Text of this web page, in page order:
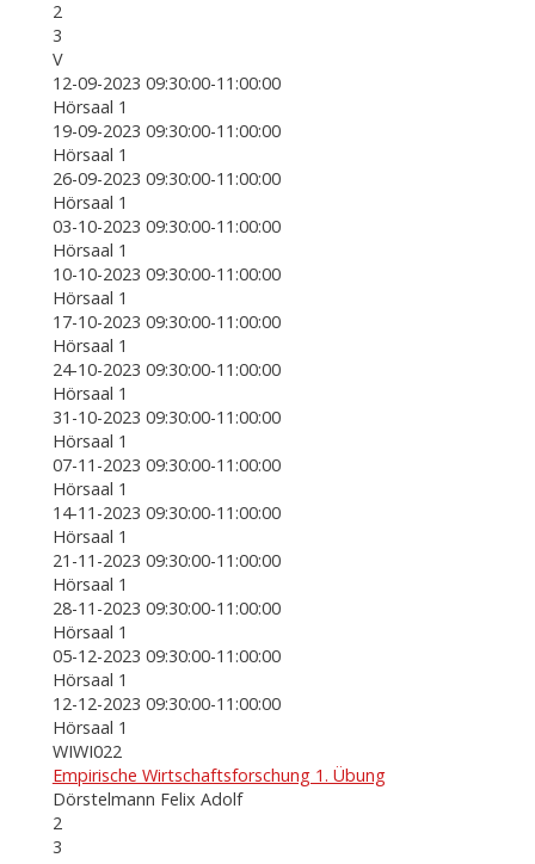
2
3
V
12-09-2023 09:30:00-11:00:00
Hörsaal 1
19-09-2023 09:30:00-11:00:00
Hörsaal 1
26-09-2023 09:30:00-11:00:00
Hörsaal 1
03-10-2023 09:30:00-11:00:00
Hörsaal 1
10-10-2023 09:30:00-11:00:00
Hörsaal 1
17-10-2023 09:30:00-11:00:00
Hörsaal 1
24-10-2023 09:30:00-11:00:00
Hörsaal 1
31-10-2023 09:30:00-11:00:00
Hörsaal 1
07-11-2023 09:30:00-11:00:00
Hörsaal 1
14-11-2023 09:30:00-11:00:00
Hörsaal 1
21-11-2023 09:30:00-11:00:00
Hörsaal 1
28-11-2023 09:30:00-11:00:00
Hörsaal 1
05-12-2023 09:30:00-11:00:00
Hörsaal 1
12-12-2023 09:30:00-11:00:00
Hörsaal 1
WIWI022
Empirische Wirtschaftsforschung 1. Übung
Dörstelmann Felix Adolf
2
3